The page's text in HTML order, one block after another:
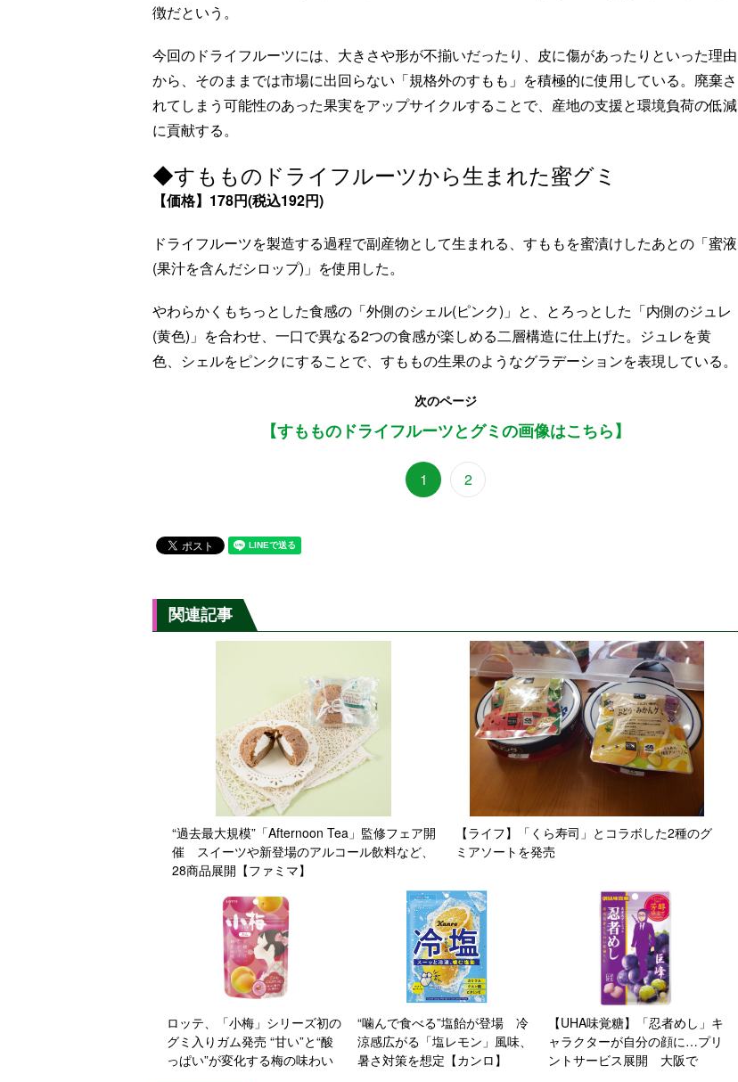
徴だという。
今回のドライフルーツには、大きさや形が不揃いだったり、皮に傷があったりといった理由
から、そのままでは市場に出回らない「規格外のすもも」を積極的に使用している。廃棄さ
れてしまう可能性のあった果実をアップサイクルすることで、産地の支援と環境負荷の低減
に貢献する。
◆すもものドライフルーツから生まれた蜜グミ
【価格】178円(税込192円)
ドライフルーツを製造する過程で副産物として生まれる、すももを蜜漬けしたあとの「蜜液
(果汁を含んだシロップ)」を使用した。
やわらかくもちっとした食感の「外側のシェル(ピンク)」と、とろっとした「内側のジュレ
(黄色)」を合わせ、一口で異なる2つの食感が楽しめる二層構造に仕上げた。ジュレを黄
色、シェルをピンクにすることで、すももの生果のようなグラデーションを表現している。
次のページ
【すもものドライフルーツとグミの画像はこちら】
1 2
関連記事
“過去最大規模”「Afternoon Tea」監修フェア開
催 スイーツや新登場のアルコール飲料など、
28商品展開【ファミマ】
【ライフ】「くら寿司」とコラボした2種のグ
ミアソートを発売
ロッテ、「小梅」シリーズ初の
グミ入りガム発売 “甘い”と“酸
っぱい”が変化する梅の味わい
“噛んで食べる”塩飴が登場 冷
涼感広がる「塩レモン」風味、
暑さ対策を想定【カンロ】
【UHA味覚糖】「忍者めし」キ
ャラクターが自分の顔に…プリ
ントサービス展開 大阪で